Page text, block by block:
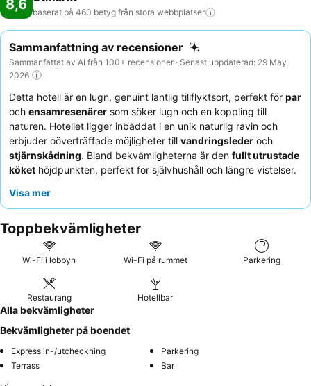
8,6 baserat på 460 betyg från stora webbplatser
Sammanfattning av recensioner
Sammanfattat av AI från 100+ recensioner · Senast uppdaterad: 29 May
2026
Detta hotell är en lugn, genuint lantlig tillflyktsort, perfekt för par
och ensamresenärer som söker lugn och en koppling till
naturen. Hotellet ligger inbäddat i en unik naturlig ravin och
erbjuder oöverträffade möjligheter till vandringsleder och
stjärnskådning. Bland bekvämligheterna är den fullt utrustade
köket höjdpunkten, perfekt för självhushåll och längre vistelser.
vänliga personalen
verkligt unik upplevelse kan du överväga att bo i en av de
mysiga grottbostäderna
, som förblir behagligt svala även när
det är varmt ute.
Visa mer
Toppbekvämligheter
Wi-Fi i lobbyn Wi-Fi på rummet Parkering
Restaurang Hotellbar
Alla bekvämligheter
Bekvämligheter på boendet
Express in-/utcheckning
Parkering
Terrass
Bar